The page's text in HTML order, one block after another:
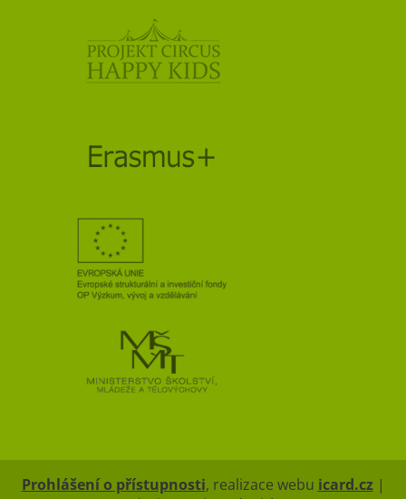
Prohlášení o přístupnosti, realizace webu icard.cz|